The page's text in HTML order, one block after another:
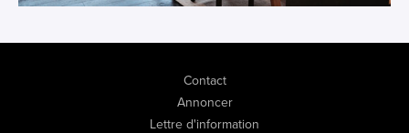
Contact
Annoncer
Lettre d'information